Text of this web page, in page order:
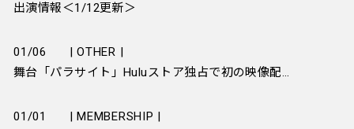
出演情報＜1/12更新＞
01/06
| OTHER |
舞台「パラサイト」Huluストア独占で初の映像配信決定！
01/01
| MEMBERSHIP |